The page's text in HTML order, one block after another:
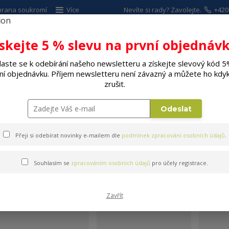
soukromí Více
Hledat
Nevíte si rady? Zavolejte.
SPOTŘEBIČE ELEKTRO DÍLNA A
Zdobení
5 % slevu na první
se k odebírání našeho newsletteru a získejte slevový kód
objednávku. Příjem newsletteru není závazný a můžete ho
zrušit.
Odeslat
Přeji si odebírat novinky e-mailem dle podmínek zpracování osobních údajů.
Souhlasím se zpracováním osobních údajů pro účely registrace.
Zavřít